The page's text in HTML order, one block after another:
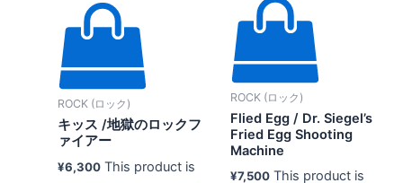
ROCK (ロック)
キッス /地獄のロックフ
ァイアー
¥6,300 This product is
ROCK (ロック)
Flied Egg ‎/ Dr. Siegel’s
Fried Egg Shooting
Machine
¥7,500 This product is